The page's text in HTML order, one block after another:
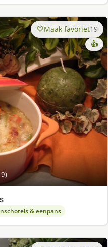
Maak favoriet19
👍
& eenpans